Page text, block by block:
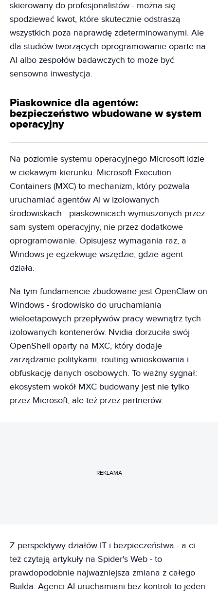
skierowany do profesjonalistów - można się
spodziewać kwot, które skutecznie odstraszą
wszystkich poza naprawdę zdeterminowanymi. Ale
dla studiów tworzących oprogramowanie oparte na
AI albo zespołów badawczych to może być
sensowna inwestycja.
Piaskownice dla agentów:
bezpieczeństwo wbudowane w system
operacyjny
Na poziomie systemu operacyjnego Microsoft idzie
w ciekawym kierunku. Microsoft Execution
Containers (MXC) to mechanizm, który pozwala
uruchamiać agentów AI w izolowanych
środowiskach - piaskownicach wymuszonych przez
sam system operacyjny, nie przez dodatkowe
oprogramowanie. Opisujesz wymagania raz, a
Windows je egzekwuje wszędzie, gdzie agent
działa.
Na tym fundamencie zbudowane jest OpenClaw on
Windows - środowisko do uruchamiania
wieloetapowych przepływów pracy wewnątrz tych
izolowanych kontenerów. Nvidia dorzuciła swój
OpenShell oparty na MXC, który dodaje
zarządzanie politykami, routing wnioskowania i
obfuskację danych osobowych. To ważny sygnał:
ekosystem wokół MXC budowany jest nie tylko
przez Microsoft, ale też przez partnerów.
REKLAMA
Z perspektywy działów IT i bezpieczeństwa - a ci
też czytają artykuły na Spider's Web - to
prawdopodobnie najważniejsza zmiana z całego
Builda. Agenci AI uruchamiani bez kontroli to jeden